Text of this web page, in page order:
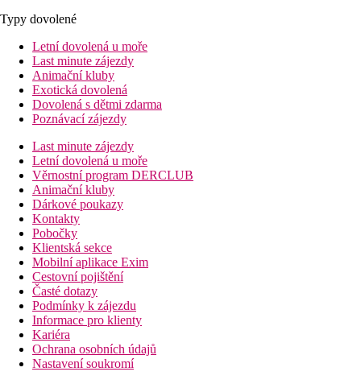
Typy dovolené
Letní dovolená u moře
Last minute zájezdy
Animační kluby
Exotická dovolená
Dovolená s dětmi zdarma
Poznávací zájezdy
Last minute zájezdy
Letní dovolená u moře
Věrnostní program DERCLUB
Animační kluby
Dárkové poukazy
Kontakty
Pobočky
Klientská sekce
Mobilní aplikace Exim
Cestovní pojištění
Časté dotazy
Podmínky k zájezdu
Informace pro klienty
Kariéra
Ochrana osobních údajů
Nastavení soukromí